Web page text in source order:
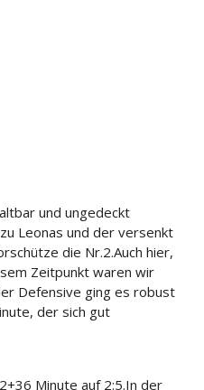
und ungedeckt
Leonas und der versenkt
die Nr.2.Auch hier,
Zeitpunkt waren wir
Defensive ging es robust
der sich gut
Minute auf 2:5.In der